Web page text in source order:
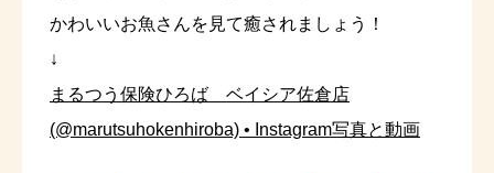
かわいいお魚さんを見て癒されましょう！
↓
まるつう保険ひろば ベイシア佐倉店
(@marutsuhokenhiroba) • Instagram写真と動画